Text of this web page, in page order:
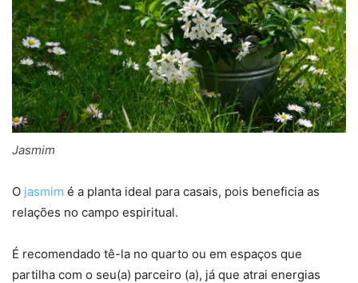
Jasmim
O jasmim é a planta ideal para casais, pois beneficia as
relações no campo espiritual.
É recomendado tê-la no quarto ou em espaços que
partilha com o seu(a) parceiro (a), já que atrai energias